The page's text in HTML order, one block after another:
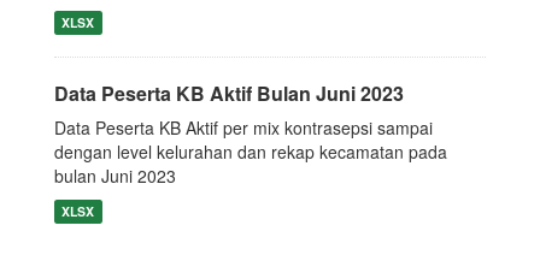
XLSX
Data Peserta KB Aktif Bulan Juni 2023
Data Peserta KB Aktif per mix kontrasepsi sampai
dengan level kelurahan dan rekap kecamatan pada
bulan Juni 2023
XLSX